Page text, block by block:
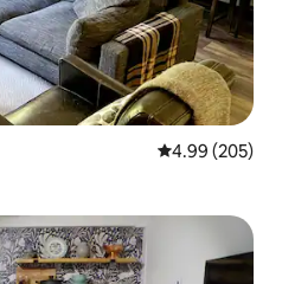
Calificación
4.99 (205)